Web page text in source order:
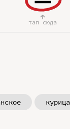
тап сюда
курица